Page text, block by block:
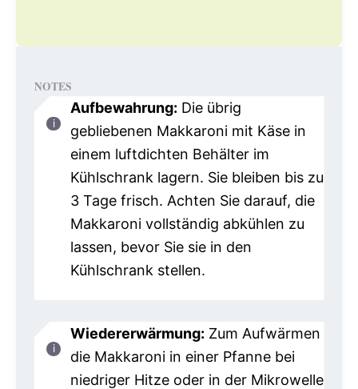
NOTES
Aufbewahrung: Die übrig
gebliebenen Makkaroni mit Käse in
einem luftdichten Behälter im
Kühlschrank lagern. Sie bleiben bis zu
3 Tage frisch. Achten Sie darauf, die
Makkaroni vollständig abkühlen zu
lassen, bevor Sie sie in den
Kühlschrank stellen.
Wiedererwärmung: Zum Aufwärmen
die Makkaroni in einer Pfanne bei
niedriger Hitze oder in der Mikrowelle